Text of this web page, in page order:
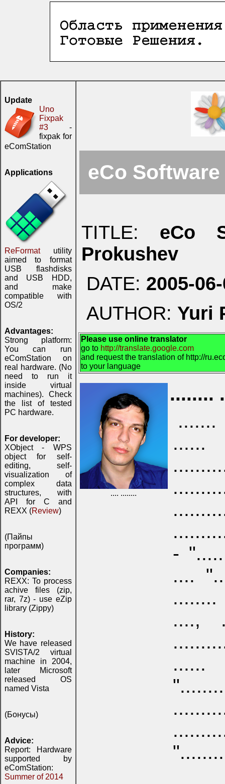
Update
Uno
Fixpak
#3 -
fixpak for
eComStation
Applications
ReFormatutility
aimed to format
USB flashdisks
and USB HDD,
and make
compatible with
OS/2
Advantages:
Strong platform:
You can run
eComStation on
real hardware. (No
need to run it
inside virtual
machines). Check
the list of tested
PC hardware.
For developer:
XObject - WPS
object for self-
editing, self-
visualization of
complex data
structures, with
API for C and
REXX (Review)
(Пайпы
программ)
Companies:
REXX: To process
achive files (zip,
rar, 7z) - use eZip
library (Zippy)
History:
We have released
SVISTA/2 virtual
machine in 2004,
later Microsoft
released OS
named Vista
(Бонусы)
Advice:
Report: Hardware
supported by
eComStation:
Summer of 2014
eCo
TITLE: eCo
Prokushev
DATE: 2005-
AUTHOR: Yuri
Please use online translator
go to http://translate.google.com
and request the translation of http://
to your language
.... ........
........
......
-
....
....,
......